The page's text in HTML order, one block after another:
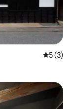
Note
5 (3)